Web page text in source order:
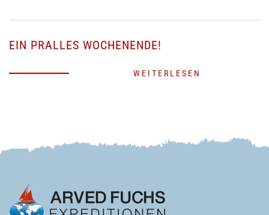
EIN PRALLES WOCHENENDE!
WEITERLESEN